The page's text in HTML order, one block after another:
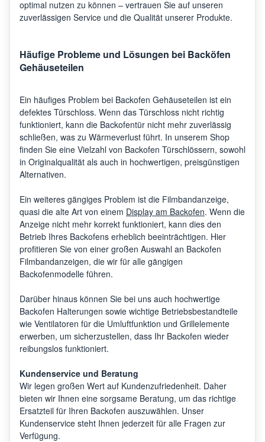
optimal nutzen zu können – vertrauen Sie auf unseren
zuverlässigen Service und die Qualität unserer Produkte.
Häufige Probleme und Lösungen bei Backöfen
Gehäuseteilen
Ein häufiges Problem bei Backofen Gehäuseteilen ist ein
defektes Türschloss. Wenn das Türschloss nicht richtig
funktioniert, kann die Backofentür nicht mehr zuverlässig
schließen, was zu Wärmeverlust führt. In unserem Shop
finden Sie eine Vielzahl von Backofen Türschlössern, sowohl
in Originalqualität als auch in hochwertigen, preisgünstigen
Alternativen.
Ein weiteres gängiges Problem ist die Filmbandanzeige,
quasi die alte Art von einem Display am Backofen. Wenn die
Anzeige nicht mehr korrekt funktioniert, kann dies den
Betrieb Ihres Backofens erheblich beeinträchtigen. Hier
profitieren Sie von einer großen Auswahl an Backofen
Filmbandanzeigen, die wir für alle gängigen
Backofenmodelle führen.
Darüber hinaus können Sie bei uns auch hochwertige
Backofen Halterungen sowie wichtige Betriebsbestandteile
wie Ventilatoren für die Umluftfunktion und Grillelemente
erwerben, um sicherzustellen, dass Ihr Backofen wieder
reibungslos funktioniert.
Kundenservice und Beratung
Wir legen großen Wert auf Kundenzufriedenheit. Daher
bieten wir Ihnen eine sorgsame Beratung, um das richtige
Ersatzteil für Ihren Backofen auszuwählen. Unser
Kundenservice steht Ihnen jederzeit für alle Fragen zur
Verfügung.